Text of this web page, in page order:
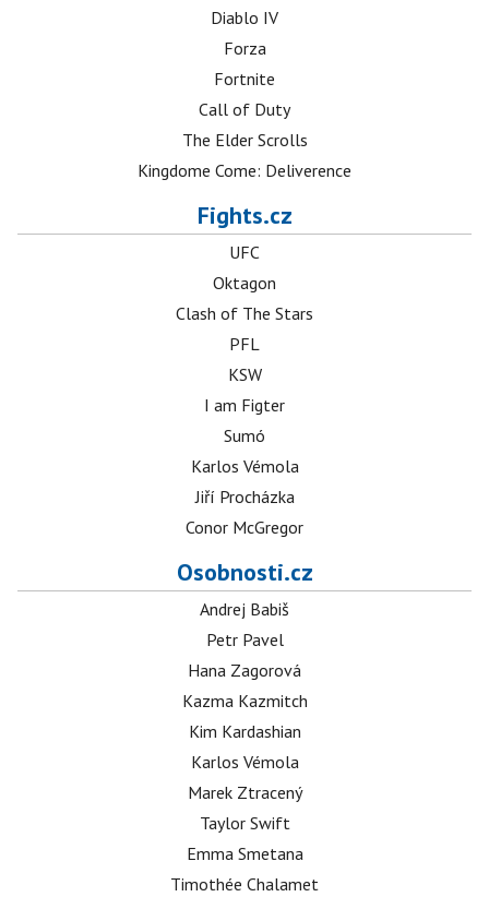
Diablo IV
Forza
Fortnite
Call of Duty
The Elder Scrolls
Kingdome Come: Deliverence
Fights.cz
UFC
Oktagon
Clash of The Stars
PFL
KSW
I am Figter
Sumó
Karlos Vémola
Jiří Procházka
Conor McGregor
Osobnosti.cz
Andrej Babiš
Petr Pavel
Hana Zagorová
Kazma Kazmitch
Kim Kardashian
Karlos Vémola
Marek Ztracený
Taylor Swift
Emma Smetana
Timothée Chalamet